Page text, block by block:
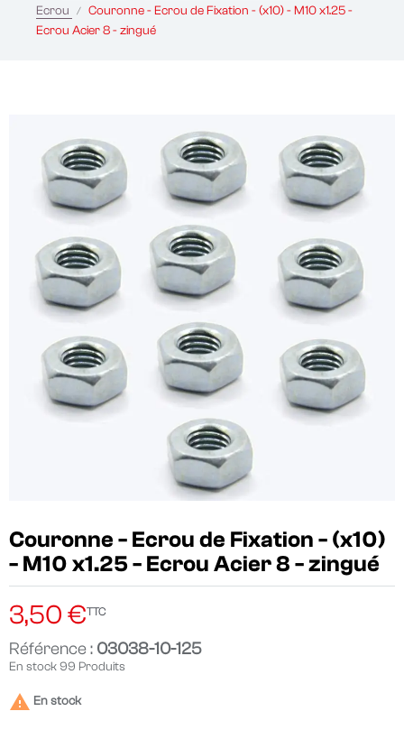
Ecrou
Couronne - Ecrou de Fixation - (x10) - M10 x1.25 -
Ecrou Acier 8 - zingué
Couronne - Ecrou de Fixation - (x10)
- M10 x1.25 - Ecrou Acier 8 - zingué
3,50 €TTC
Référence : 03038-10-125
En stock99 Produits
 En stock